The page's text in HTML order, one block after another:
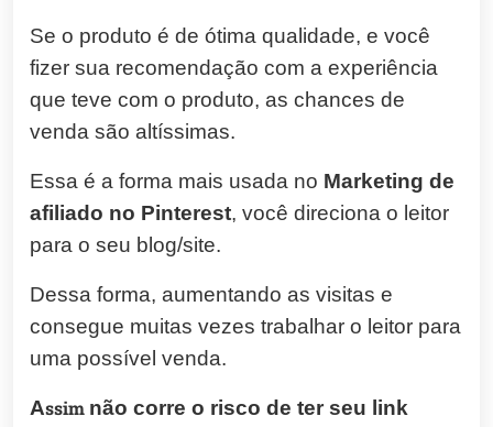
Se o produto é de ótima qualidade, e você
fizer sua recomendação com a experiência
que teve com o produto, as chances de
venda são altíssimas.
Essa é a forma mais usada no Marketing de
afiliado no Pinterest, você direciona o leitor
para o seu blog/site.
Dessa forma, aumentando as visitas e
consegue muitas vezes trabalhar o leitor para
uma possível venda.
Assim não corre o risco de ter seu link